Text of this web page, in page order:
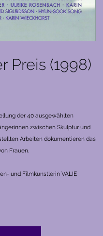
Preis (1998)
der 40 ausgewählten
zwischen Skulptur und
Arbeiten dokumentieren das
Frauen.
und Filmkünstlerin VALIE